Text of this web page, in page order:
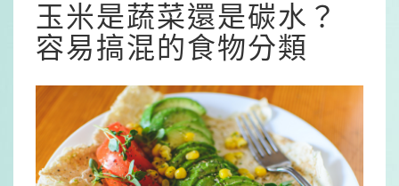
玉米是蔬菜還是碳水？
容易搞混的食物分類